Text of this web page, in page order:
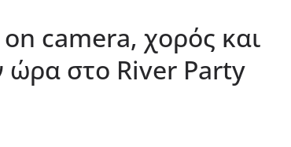
οn camera, χορός και
ώρα στο River Party